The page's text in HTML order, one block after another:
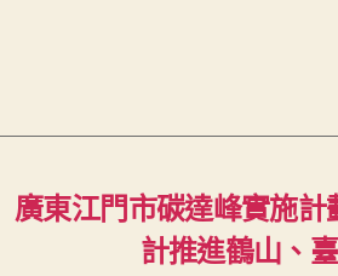
廣東江門市碳達峰實施
計推進鶴山、